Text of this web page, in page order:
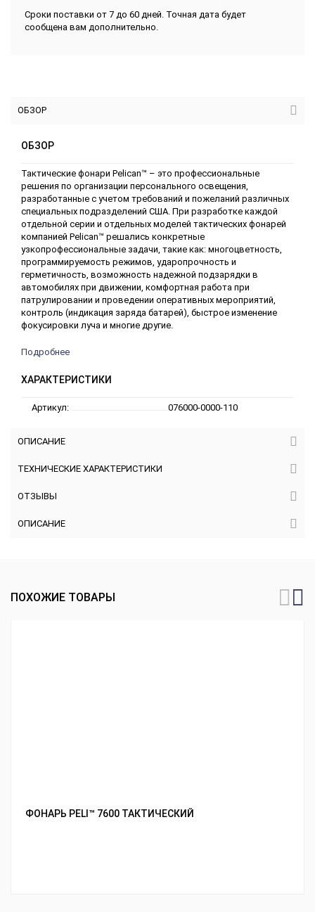
Сроки поставки от 7 до 60 дней. Точная дата будет
сообщена вам дополнительно.
ОБЗОР
ОБЗОР
Тактические фонари Pelican™ – это профессиональные
решения по организации персонального освещения,
разработанные с учетом требований и пожеланий различных
специальных подразделений США. При разработке каждой
отдельной серии и отдельных моделей тактических фонарей
компанией Pelican™ решались конкретные
узкопрофессиональные задачи, такие как: многоцветность,
программируемость режимов, ударопрочность и
герметичность, возможность надежной подзарядки в
автомобилях при движении, комфортная работа при
патрулировании и проведении оперативных мероприятий,
контроль (индикация заряда батарей), быстрое изменение
фокусировки луча и многие другие.
Подробнее
ХАРАКТЕРИСТИКИ
Артикул: 076000-0000-110
ОПИСАНИЕ
ТЕХНИЧЕСКИЕ ХАРАКТЕРИСТИКИ
ОТЗЫВЫ
ОПИСАНИЕ
ПОХОЖИЕ ТОВАРЫ
ФОНАРЬ PELI™ 7600 ТАКТИЧЕСКИЙ